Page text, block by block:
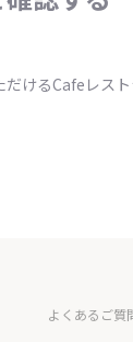
だけるCafeレス
よくあるご質